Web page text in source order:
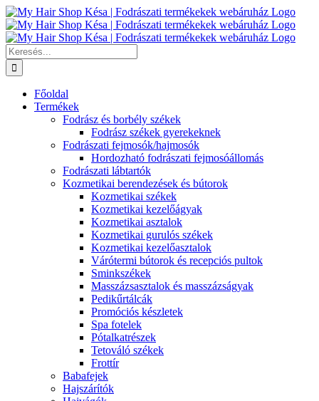
Kihagyás
Keresés...
Főoldal
Termékek
Fodrász és borbély székek
Fodrász székek gyerekeknek
Fodrászati fejmosók/hajmosók
Hordozható fodrászati fejmosóállomás
Fodrászati lábtartók
Kozmetikai berendezések és bútorok
Kozmetikai székek
Kozmetikai kezelőágyak
Kozmetikai asztalok
Kozmetikai gurulós székek
Kozmetikai kezelőasztalok
Várótermi bútorok és recepciós pultok
Sminkszékek
Masszázsasztalok és masszázságyak
Pedikűrtálcák
Promóciós készletek
Spa fotelek
Pótalkatrészek
Tetováló székek
Frottír
Babafejek
Hajszárítók